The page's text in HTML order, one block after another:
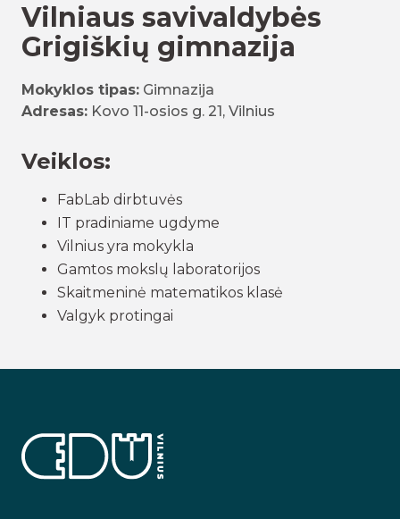
Vilniaus savivaldybės
Grigiškių gimnazija
Mokyklos tipas: Gimnazija
Adresas: Kovo 11-osios g. 21, Vilnius
Veiklos:
FabLab dirbtuvės
IT pradiniame ugdyme
Vilnius yra mokykla
Gamtos mokslų laboratorijos
Skaitmeninė matematikos klasė
Valgyk protingai